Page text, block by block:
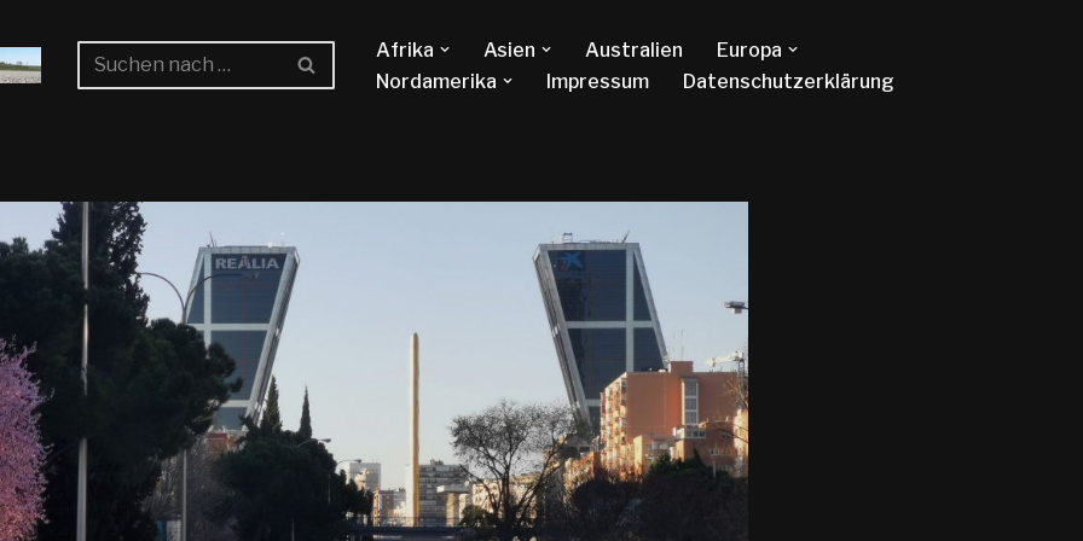
Afrika Asien Australien
Europa
Nordamerika
Impressum Datenschutzerklärung